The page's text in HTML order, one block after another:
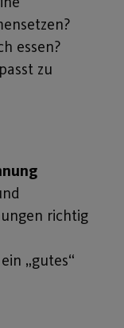
essen?
zu
richtig
„gutes“